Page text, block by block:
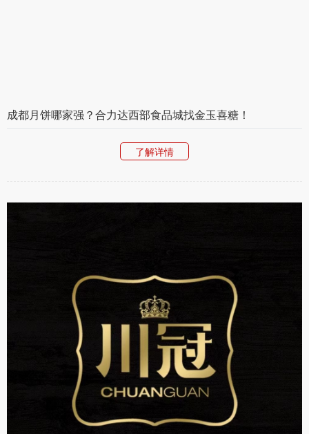
成都月饼哪家强？合力达西部食品城找金玉喜糖！
了解详情